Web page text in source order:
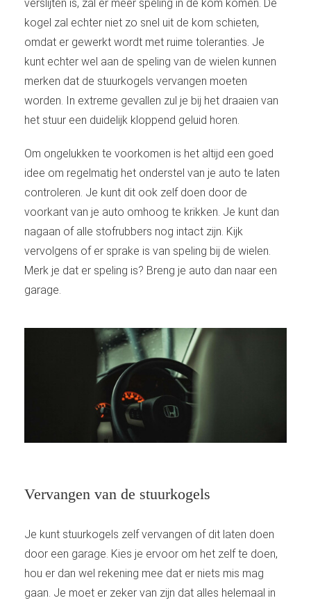
verslijten is, zal er meer speling in de kom komen. De
kogel zal echter niet zo snel uit de kom schieten,
omdat er gewerkt wordt met ruime toleranties. Je
kunt echter wel aan de speling van de wielen kunnen
merken dat de stuurkogels vervangen moeten
worden. In extreme gevallen zul je bij het draaien van
het stuur een duidelijk kloppend geluid horen.
Om ongelukken te voorkomen is het altijd een goed
idee om regelmatig het onderstel van je auto te laten
controleren. Je kunt dit ook zelf doen door de
voorkant van je auto omhoog te krikken. Je kunt dan
nagaan of alle stofrubbers nog intact zijn. Kijk
vervolgens of er sprake is van speling bij de wielen.
Merk je dat er speling is? Breng je auto dan naar een
garage.
Vervangen van de stuurkogels
Je kunt stuurkogels zelf vervangen of dit laten doen
door een garage. Kies je ervoor om het zelf te doen,
hou er dan wel rekening mee dat er niets mis mag
gaan. Je moet er zeker van zijn dat alles helemaal in